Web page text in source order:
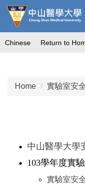
Jump
the
main
Chinese Return to
Home 實驗室安
中山醫學大學
103學年度實
實驗室安